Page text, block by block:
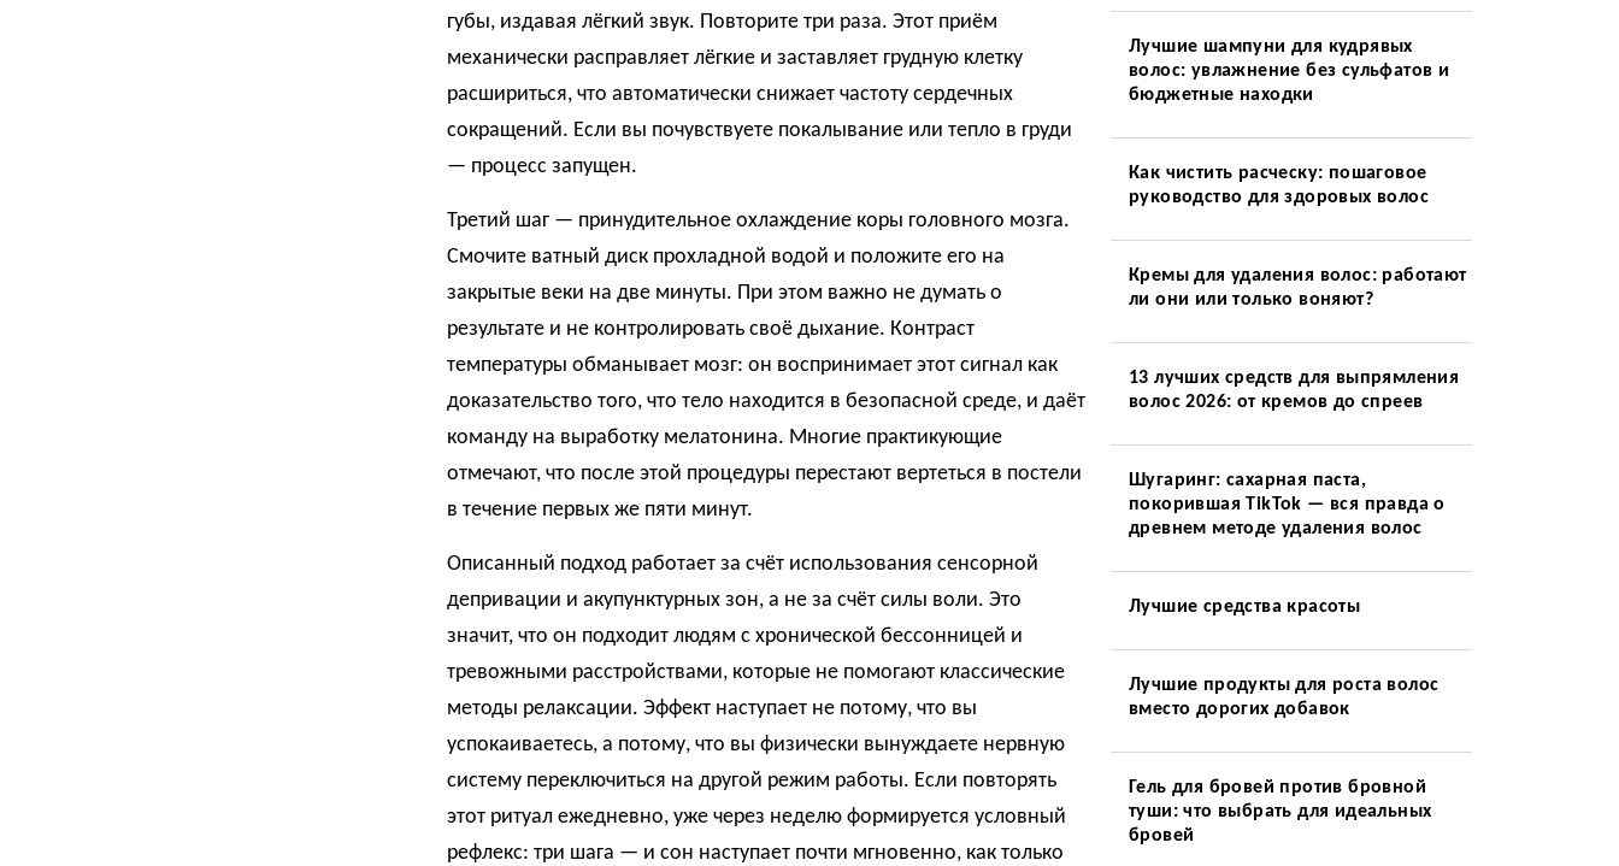
губы, издавая лёгкий звук. Повторите три раза. Этот приём
механически расправляет лёгкие и заставляет грудную клетку
расшириться, что автоматически снижает частоту сердечных
сокращений. Если вы почувствуете покалывание или тепло в груди
— процесс запущен.
Третий шаг — принудительное охлаждение коры головного мозга.
Смочите ватный диск прохладной водой и положите его на
закрытые веки на две минуты. При этом важно не думать о
результате и не контролировать своё дыхание. Контраст
температуры обманывает мозг: он воспринимает этот сигнал как
доказательство того, что тело находится в безопасной среде, и даёт
команду на выработку мелатонина. Многие практикующие
отмечают, что после этой процедуры перестают вертеться в постели
в течение первых же пяти минут.
Описанный подход работает за счёт использования сенсорной
депривации и акупунктурных зон, а не за счёт силы воли. Это
значит, что он подходит людям с хронической бессонницей и
тревожными расстройствами, которые не помогают классические
методы релаксации. Эффект наступает не потому, что вы
успокаиваетесь, а потому, что вы физически вынуждаете нервную
систему переключиться на другой режим работы. Если повторять
этот ритуал ежедневно, уже через неделю формируется условный
рефлекс: три шага — и сон наступает почти мгновенно, как только
Лучшие шампуни для кудрявых
волос: увлажнение без сульфатов и
бюджетные находки
Как чистить расческу: пошаговое
руководство для здоровых волос
Кремы для удаления волос: работают
ли они или только воняют?
13 лучших средств для выпрямления
волос 2026: от кремов до спреев
Шугаринг: сахарная паста,
покорившая TikTok — вся правда о
древнем методе удаления волос
Лучшие средства красоты
Лучшие продукты для роста волос
вместо дорогих добавок
Гель для бровей против бровной
туши: что выбрать для идеальных
бровей